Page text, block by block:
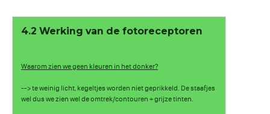
4.2 Werking van de fotoreceptoren
Waarom zien we geen kleuren in het donker?
--> te weinig licht, kegeltjes worden niet geprikkeld. De staafjes
wel dus we zien wel de omtrek/contouren + grijze tinten.